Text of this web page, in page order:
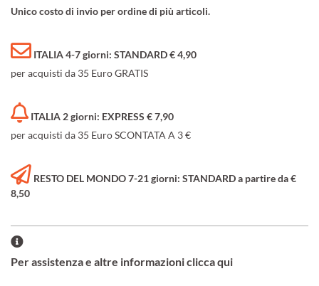
Unico costo di invio per ordine di più articoli.
ITALIA 4-7 giorni: STANDARD € 4,90
per acquisti da 35 Euro GRATIS
ITALIA 2 giorni: EXPRESS € 7,90
per acquisti da 35 Euro SCONTATA A 3 €
RESTO DEL MONDO 7-21 giorni: STANDARD a partire da €
8,50
Per assistenza e altre informazioni clicca qui